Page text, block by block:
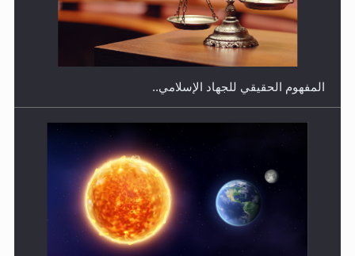
فتوى أمير المؤمنين الميرزا مسرور أحمد أيده الله في أطفال
الأنابيب وتحديد جنس المولود..
المفهوم الحقيقي للجهاد الإسلامي..